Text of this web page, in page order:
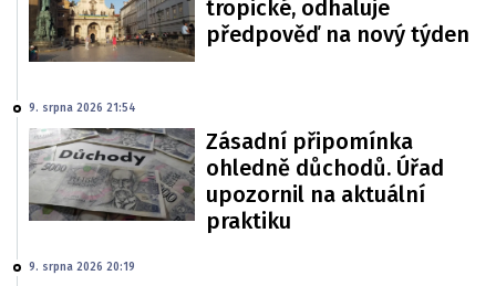
tropické, odhaluje
předpověď na nový týden
9. srpna 2026 21:54
Zásadní připomínka
ohledně důchodů. Úřad
upozornil na aktuální
praktiku
9. srpna 2026 20:19